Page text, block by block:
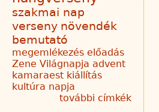
szakmai nap
verseny növendék
bemutató
megemlékezés előadás
Zene Világnapja advent
kamaraest kiállítás
kultúra napja
további címkék